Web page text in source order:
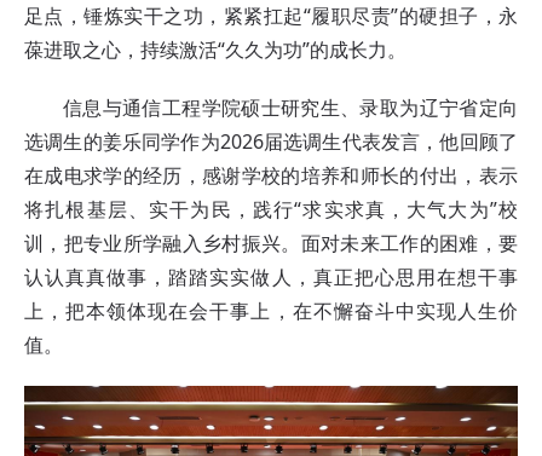
足点，锤炼实干之功，紧紧扛起“履职尽责”的硬担子，永
葆进取之心，持续激活“久久为功”的成长力。
信息与通信工程学院硕士研究生、录取为辽宁省定向
选调生的姜乐同学作为2026届选调生代表发言，他回顾了
在成电求学的经历，感谢学校的培养和师长的付出，表示
将扎根基层、实干为民，践行“求实求真，大气大为”校
训，把专业所学融入乡村振兴。面对未来工作的困难，要
认认真真做事，踏踏实实做人，真正把心思用在想干事
上，把本领体现在会干事上，在不懈奋斗中实现人生价
值。